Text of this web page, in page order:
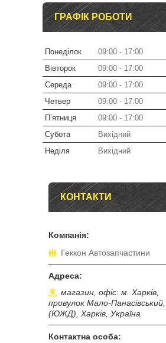
ГРАФІК РОБОТИ
Понеділок 09:00
17:00
Вівторок
09:00
17:00
Середа
09:00
17:00
Четвер
09:00
17:00
Пʼятниця
09:00
17:00
Субота
Вихідний
Неділя
Вихідний
КОНТАКТИ
Геккон Автозапчастини
магазин, офіс: м. Харків,
провулок Мало-
(ЮЖД), Харків, Україна